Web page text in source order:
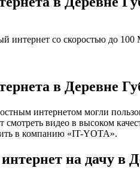
интернет со скоростью до
в Деревне
интернетом могли
смотреть видео в высоком
в компанию «IT-YOTA».
на дачу в